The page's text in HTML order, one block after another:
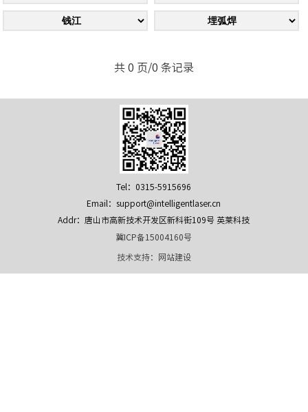
共 0 页/0 条记录
Tel：0315-5915696
Email：support@intelligentlaser.cn
Addr：唐山市高新技术开发区新科街109号 英莱科技
冀ICP备15004160号
技术支持： 网站建设